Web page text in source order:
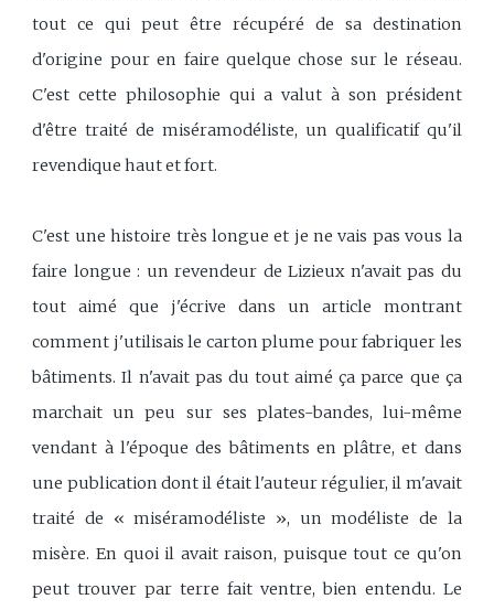
tout ce qui peut être récupéré de sa destination
d'origine pour en faire quelque chose sur le réseau.
C'est cette philosophie qui a valut à son président
d'être traité de miséramodéliste, un qualificatif qu'il
revendique haut et fort.
C'est une histoire très longue et je ne vais pas vous la
faire longue : un revendeur de Lizieux n'avait pas du
tout aimé que j'écrive dans un article montrant
comment j'utilisais le carton plume pour fabriquer les
bâtiments. Il n'avait pas du tout aimé ça parce que ça
marchait un peu sur ses plates-bandes, lui-même
vendant à l'époque des bâtiments en plâtre, et dans
une publication dont il était l'auteur régulier, il m'avait
traité de « miséramodéliste », un modéliste de la
misère. En quoi il avait raison, puisque tout ce qu'on
peut trouver par terre fait ventre, bien entendu. Le